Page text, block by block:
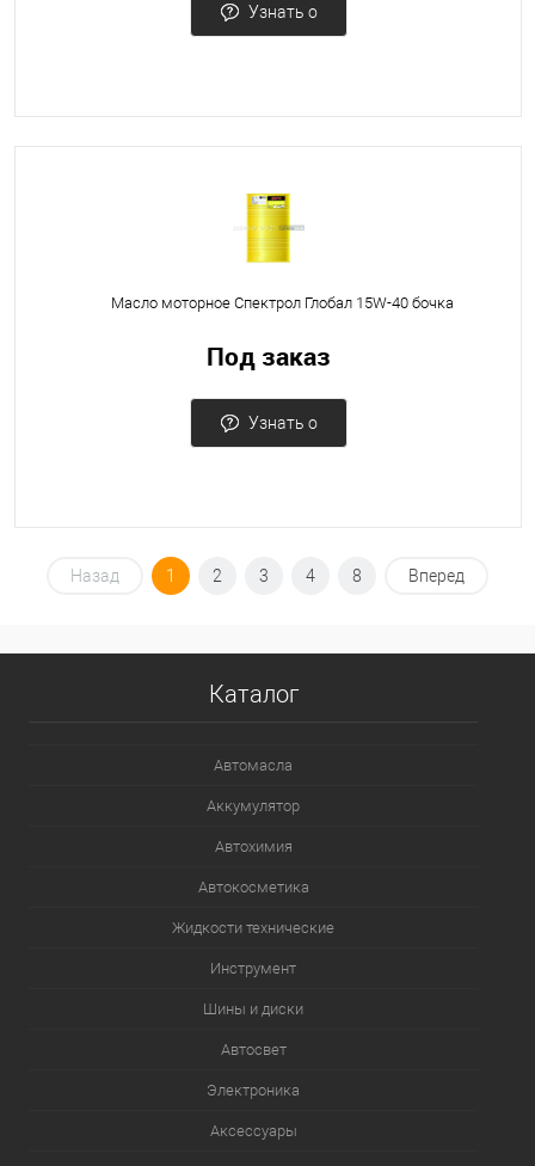
Узнать о
Масло моторное Спектрол Глобал 15W-40 бочка
Под заказ
Узнать о
Назад 1 2 3 4 8 Вперед
Каталог
Автомасла
Аккумулятор
Автохимия
Автокосметика
Жидкости технические
Инструмент
Шины и диски
Автосвет
Электроника
Аксессуары